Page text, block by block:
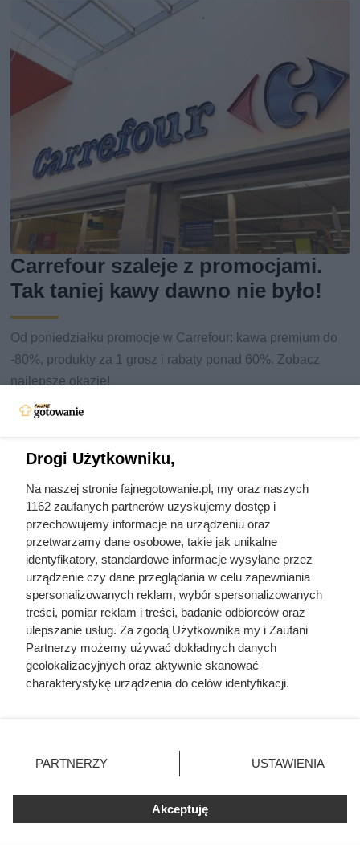
Carrefour szaleje z promocjami.
Tak taniej kawy dawno nie było!
Od poniedziałku promocje w Carrefour: kawa premium do
-80%, produkty za 1 grosz i rabaty ponad 60%. Zobacz
najlepsze okazje!
Sprawdziła cenę regularną i od
razu wzięła zapas. Różnica na
Kawa ziarnista MK Café 1 kg w dużej promocji w
Biedronce. Sprawdź aktualną cenę produktu i dowiedz się,
do kiedy jest ważna obniżka.
Drogi Użytkowniku,
Na naszej stronie fajnegotowanie.pl, my oraz naszych
1162 zaufanych partnerów uzyskujemy dostęp i
przechowujemy informacje na urządzeniu oraz
przetwarzamy dane osobowe, takie jak unikalne
identyfikatory, standardowe informacje wysyłane przez
urządzenie czy dane przeglądania w celu zapewniania
spersonalizowanych reklam, wybór spersonalizowanych
treści, pomiar reklam i treści, badanie odbiorców oraz
ulepszanie usług. Za zgodą Użytkownika my i Zaufani
Partnerzy możemy używać dokładnych danych
geolokalizacyjnych oraz aktywnie skanować
charakterystykę urządzenia do celów identyfikacji.
zmienić/wycofać klikając przycisk ustawień prywatności
znajdujący się w lewym dolnym rogu strony
rodzaje przetwarzania danych nie wymagają zgody
użytkownika, ale masz prawo sprzeciwić się takiemu
przetwarzaniu. Preferencje będą miały zastosowania tylko
PARTNERZY USTAWIENIA
Akceptuję